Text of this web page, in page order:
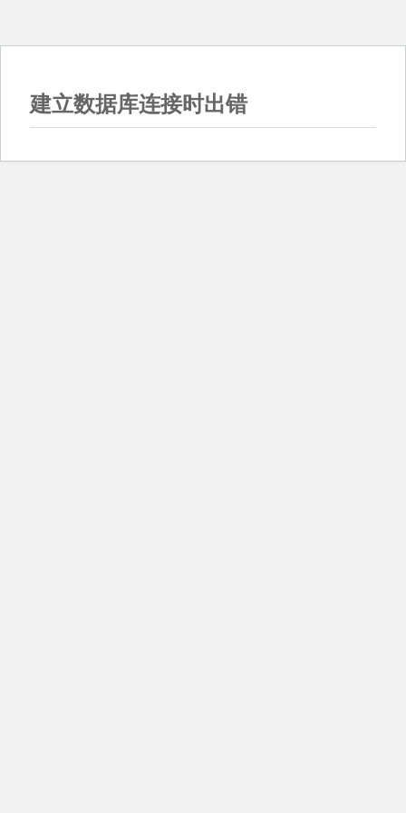
建立数据库连接时出错